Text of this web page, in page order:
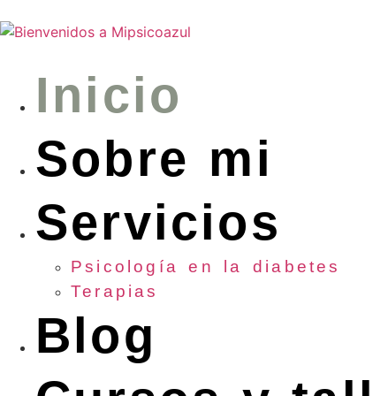
Inicio
Sobre mi
Servicios
Psicología en la diabetes
Terapias
Blog